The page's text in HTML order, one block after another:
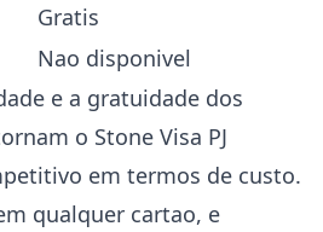
Gratis
Nao disponivel
e a gratuidade dos
o Stone Visa PJ
em termos de custo.
qualquer cartao, e